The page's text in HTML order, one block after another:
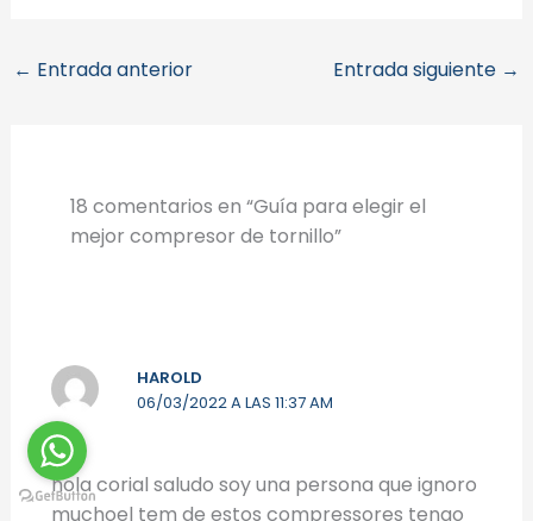
← Entrada anterior Entrada siguiente →
18 comentarios en “Guía para elegir el
mejor compresor de tornillo”
HAROLD
06/03/2022 A LAS 11:37 AM
hola corial saludo soy una persona que ignoro
muchoel tem de estos compressores tengo